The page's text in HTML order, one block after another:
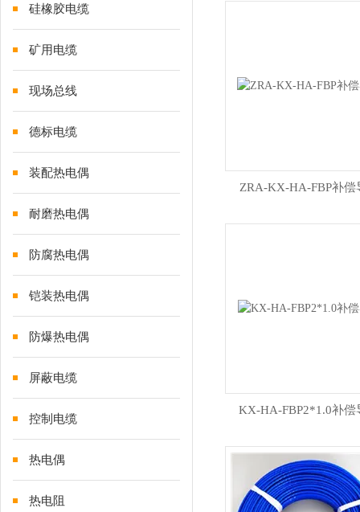
硅橡胶电缆
矿用电缆
现场总线
德标电缆
装配热电偶
耐磨热电偶
防腐热电偶
铠装热电偶
防爆热电偶
屏蔽电缆
控制电缆
热电偶
热电阻
ZRA-KX-HA-FBP补偿
KX-HA-FBP2*1.0补偿